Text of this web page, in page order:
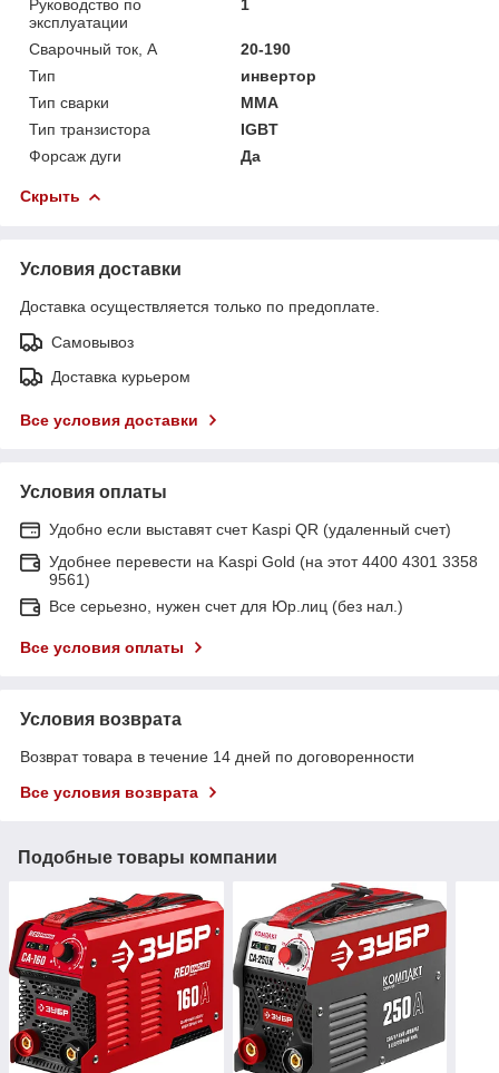
Руководство по
эксплуатации
1
Сварочный ток, А
20-190
Тип
инвертор
Тип сварки
ММА
Тип транзистора
IGBT
Форсаж дуги
Да
Скрыть
Условия доставки
Доставка осуществляется только по предоплате.
Самовывоз
Доставка курьером
Все условия доставки
Условия оплаты
Удобно если выставят счет Kaspi QR (удаленный счет)
Удобнее перевести на Kaspi Gold (на этот 4400 4301 3358
9561)
Все серьезно, нужен счет для Юр.лиц (без нал.)
Все условия оплаты
Условия возврата
Возврат товара в течение 14 дней по договоренности
Все условия возврата
Подобные товары компании